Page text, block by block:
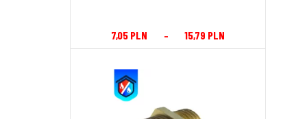
7,05 PLN – 15,79 PLN